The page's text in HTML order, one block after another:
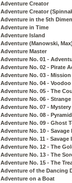
Adventure Creator
Adventure Creator
Adventure in the 5th
Adventure in Time
Adventure Island
Adventure (Manowski,
Adventure Master
Adventure No. 01 -
Adventure No. 02 - Pirate
Adventure No. 03 -
Adventure No. 04 - Voodoo
Adventure No. 05 - The
Adventure No. 06 -
Adventure No. 07 -
Adventure No. 08 -
Adventure No. 09 - Ghost
Adventure No. 10 - Savage
Adventure No. 11 - Savage
Adventure No. 12 - The
Adventure No. 13 - The
Adventure No. 15 - The
Adventure of the Dancing
Adventure on a Boat